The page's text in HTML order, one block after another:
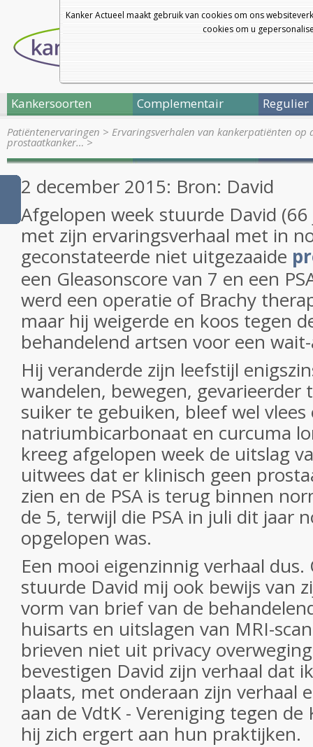
Kanker Actueel maakt gebruik van cookies om ons
cookies om u
Kankersoorten Complementair Regulier
Patiëntenervaringen > Ervaringsverhalen van kankerpatiënten op
prostaatkanker…>
2 december 2015: Bron: David
Afgelopen week stuurde David
met zijn ervaringsverhaal met in
geconstateerde niet uitgezaaide
een Gleasonscore van 7 en een
werd een operatie of Brachy
maar hij weigerde en koos tegen
behandelend artsen voor een
Hij veranderde zijn leefstijl
wandelen, bewegen, gevarieerder
suiker te gebuiken, bleef wel
natriumbicarbonaat en curcuma
kreeg afgelopen week de uitslag
uitwees dat er klinisch geen
zien en de PSA is terug binnen
de 5, terwijl die PSA in juli dit jaar
opgelopen was.
Een mooi eigenzinnig verhaal
stuurde David mij ook bewijs van
vorm van brief van de
huisarts en uitslagen van MRI-
brieven niet uit privacy
bevestigen David zijn verhaal dat
plaats, met onderaan zijn verhaal
aan de VdtK - Vereniging tegen
hij zich ergert aan hun praktijken.